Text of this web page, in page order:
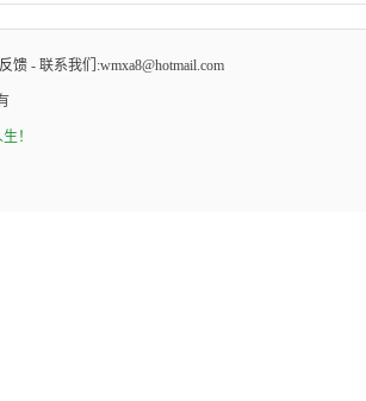
馈 - 联系我们:wmxa8@hotmail.com
！